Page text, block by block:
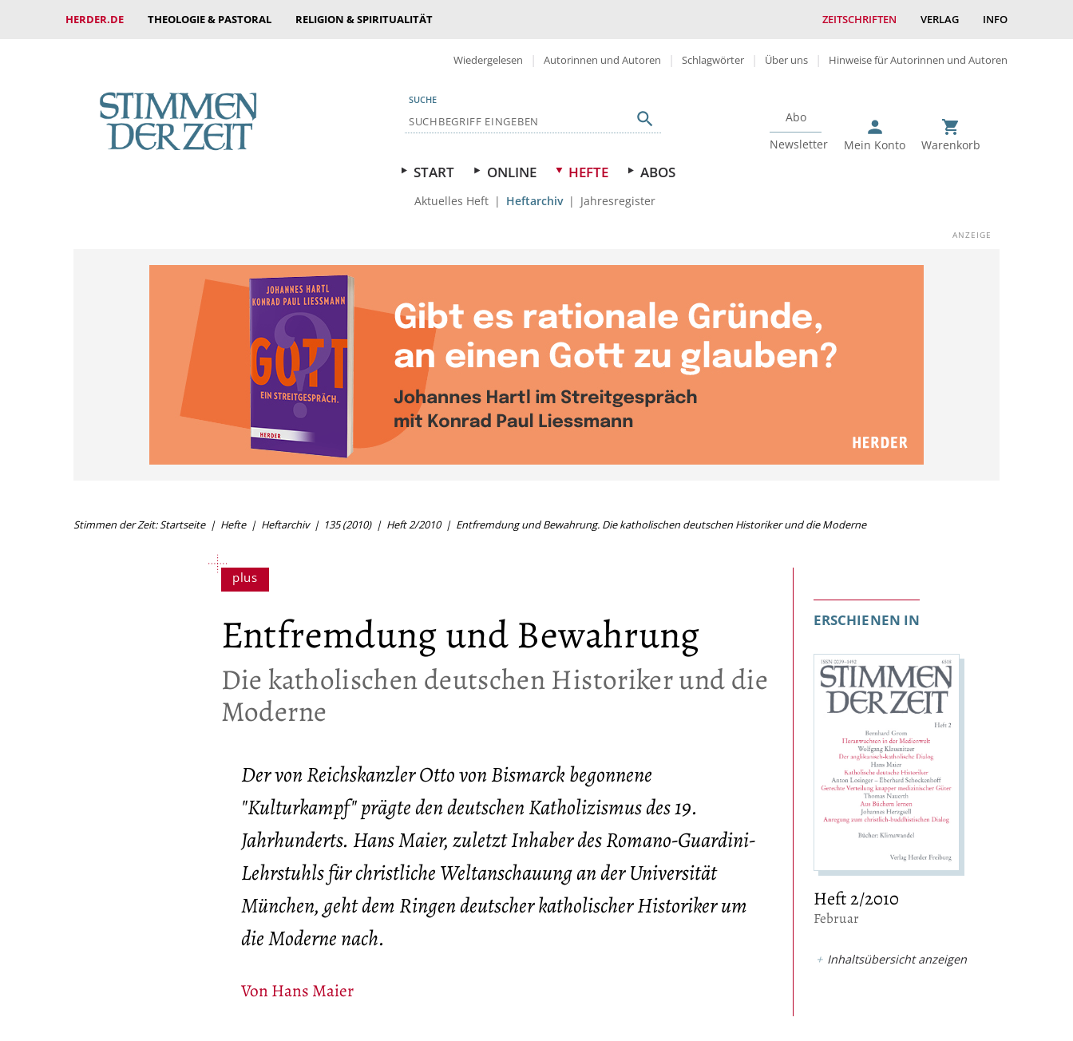
HERDER.DE THEOLOGIE & PASTORAL RELIGION & SPIRITUALITÄT ZEITSCHRIFTEN VERLAG INFO
Wiedergelesen Autorinnen und Autoren Schlagwörter Über uns Hinweise für Autorinnen und Autoren
SUCHE
Abo
Newsletter
Mein Konto Warenkorb
START ONLINE HEFTE ABOS
Aktuelles Heft Heftarchiv Jahresregister
Stimmen der Zeit: Startseite Hefte Heftarchiv 135 (2010) Heft 2/2010 Entfremdung und Bewahrung. Die katholischen deutschen Historiker und die Moderne
Entfremdung und Bewahrung
:
Die katholischen deutschen Historiker und die
Moderne
Der von Reichskanzler Otto von Bismarck begonnene
"Kulturkampf" prägte den deutschen Katholizismus des 19.
Jahrhunderts. Hans Maier, zuletzt Inhaber des Romano-Guardini-
Lehrstuhls für christliche Weltanschauung an der Universität
München, geht dem Ringen deutscher katholischer Historiker um
die Moderne nach.
Von Hans Maier
ERSCHIENEN IN
Heft 2/2010
:
Februar
Inhaltsübersicht anzeigen